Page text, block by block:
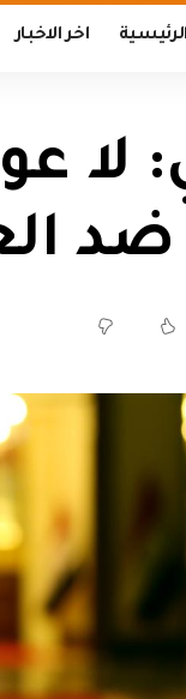
الرئيسية اخر الاخبار
لا
ضد